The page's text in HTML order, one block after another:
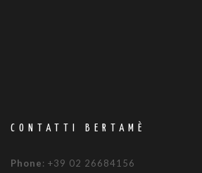
CONTATTI BERTAMÈ
Phone: +39 02 26684156